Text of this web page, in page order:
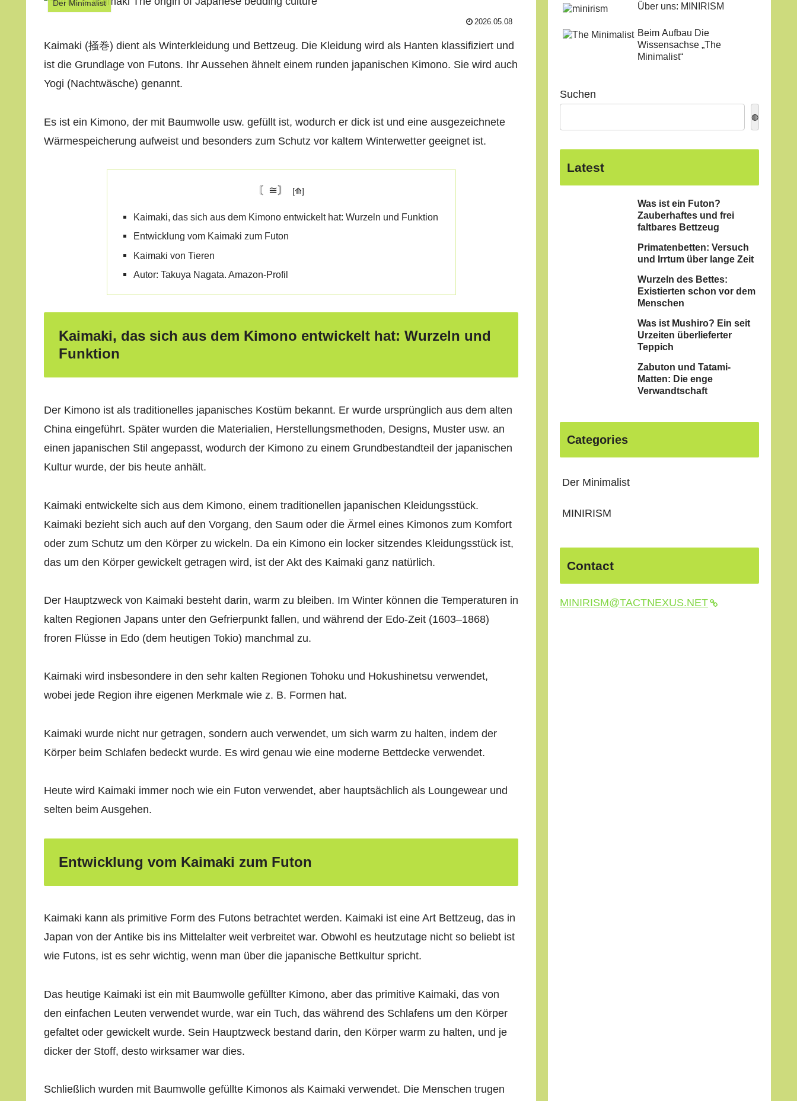
Der Minimalist
2026.05.08
Kaimaki (掻巻) dient als Winterkleidung und Bettzeug. Die Kleidung wird als Hanten klassifiziert und
ist die Grundlage von Futons. Ihr Aussehen ähnelt einem runden japanischen Kimono. Sie wird auch
Yogi (Nachtwäsche) genannt.
Es ist ein Kimono, der mit Baumwolle usw. gefüllt ist, wodurch er dick ist und eine ausgezeichnete
Wärmespeicherung aufweist und besonders zum Schutz vor kaltem Winterwetter geeignet ist.
〘≅〙
Kaimaki, das sich aus dem Kimono entwickelt hat: Wurzeln und Funktion
Entwicklung vom Kaimaki zum Futon
Kaimaki von Tieren
Autor: Takuya Nagata. Amazon-Profil
Kaimaki, das sich aus dem Kimono entwickelt hat: Wurzeln und
Funktion
Der Kimono ist als traditionelles japanisches Kostüm bekannt. Er wurde ursprünglich aus dem alten
China eingeführt. Später wurden die Materialien, Herstellungsmethoden, Designs, Muster usw. an
einen japanischen Stil angepasst, wodurch der Kimono zu einem Grundbestandteil der japanischen
Kultur wurde, der bis heute anhält.
Kaimaki entwickelte sich aus dem Kimono, einem traditionellen japanischen Kleidungsstück.
Kaimaki bezieht sich auch auf den Vorgang, den Saum oder die Ärmel eines Kimonos zum Komfort
oder zum Schutz um den Körper zu wickeln. Da ein Kimono ein locker sitzendes Kleidungsstück ist,
das um den Körper gewickelt getragen wird, ist der Akt des Kaimaki ganz natürlich.
Der Hauptzweck von Kaimaki besteht darin, warm zu bleiben. Im Winter können die Temperaturen in
kalten Regionen Japans unter den Gefrierpunkt fallen, und während der Edo-Zeit (1603–1868)
froren Flüsse in Edo (dem heutigen Tokio) manchmal zu.
Kaimaki wird insbesondere in den sehr kalten Regionen Tohoku und Hokushinetsu verwendet,
wobei jede Region ihre eigenen Merkmale wie z. B. Formen hat.
Kaimaki wurde nicht nur getragen, sondern auch verwendet, um sich warm zu halten, indem der
Körper beim Schlafen bedeckt wurde. Es wird genau wie eine moderne Bettdecke verwendet.
Heute wird Kaimaki immer noch wie ein Futon verwendet, aber hauptsächlich als Loungewear und
selten beim Ausgehen.
Entwicklung vom Kaimaki zum Futon
Kaimaki kann als primitive Form des Futons betrachtet werden. Kaimaki ist eine Art Bettzeug, das in
Japan von der Antike bis ins Mittelalter weit verbreitet war. Obwohl es heutzutage nicht so beliebt ist
wie Futons, ist es sehr wichtig, wenn man über die japanische Bettkultur spricht.
Das heutige Kaimaki ist ein mit Baumwolle gefüllter Kimono, aber das primitive Kaimaki, das von
den einfachen Leuten verwendet wurde, war ein Tuch, das während des Schlafens um den Körper
gefaltet oder gewickelt wurde. Sein Hauptzweck bestand darin, den Körper warm zu halten, und je
dicker der Stoff, desto wirksamer war dies.
Schließlich wurden mit Baumwolle gefüllte Kimonos als Kaimaki verwendet. Die Menschen trugen
Über uns: MINIRISM
Beim Aufbau Die
Wissensachse „The
Minimalist“
Suchen
◍
Latest
Was ist ein Futon?
Zauberhaftes und frei
faltbares Bettzeug
Primatenbetten: Versuch
und Irrtum über lange Zeit
Wurzeln des Bettes:
Existierten schon vor dem
Menschen
Was ist Mushiro? Ein seit
Urzeiten überlieferter
Teppich
Zabuton und Tatami-
Matten: Die enge
Verwandtschaft
Categories
Der Minimalist
MINIRISM
Contact
MINIRISM@TACTNEXUS.NET